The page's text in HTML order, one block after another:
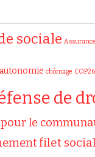
sociale
autonomie chômage COP26
de
le
filet social